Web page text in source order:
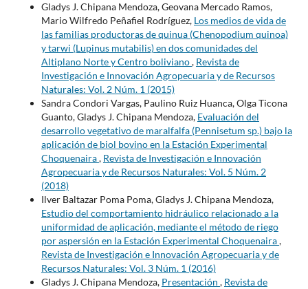
Gladys J. Chipana Mendoza, Geovana Mercado Ramos,
Mario Wilfredo Peñafiel Rodríguez, Los medios de vida de
las familias productoras de quinua (Chenopodium quinoa)
y tarwi (Lupinus mutabilis) en dos comunidades del
Altiplano Norte y Centro boliviano, Revista de
Investigación e Innovación Agropecuaria y de Recursos
Naturales: Vol. 2 Núm. 1 (2015)
Sandra Condori Vargas, Paulino Ruiz Huanca, Olga Ticona
Guanto, Gladys J. Chipana Mendoza, Evaluación del
desarrollo vegetativo de maralfalfa (Pennisetum sp.) bajo la
aplicación de biol bovino en la Estación Experimental
Choquenaira, Revista de Investigación e Innovación
Agropecuaria y de Recursos Naturales: Vol. 5 Núm. 2
(2018)
Ilver Baltazar Poma Poma, Gladys J. Chipana Mendoza,
Estudio del comportamiento hidráulico relacionado a la
uniformidad de aplicación, mediante el método de riego
por aspersión en la Estación Experimental Choquenaira,
Revista de Investigación e Innovación Agropecuaria y de
Recursos Naturales: Vol. 3 Núm. 1 (2016)
Gladys J. Chipana Mendoza, Presentación , Revista de